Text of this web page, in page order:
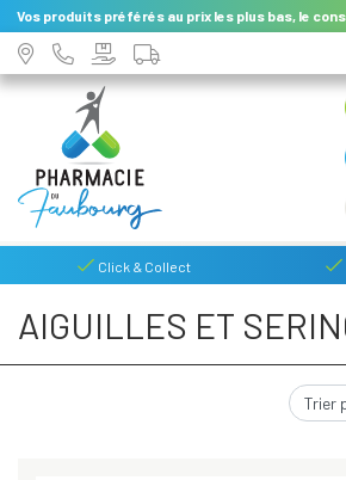
Vos produits préférés au prix les plus bas, le
Click & Collect
AIGUILLES ET